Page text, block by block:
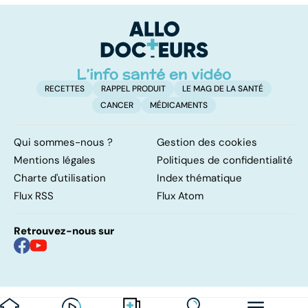
ventre plat
RECETTES RAPPEL PRODUIT
LE MAG DE LA SANTÉ
CANCER
MÉDICAMENTS
Qui sommes-nous ?
Gestion des cookies
Mentions légales
Politiques de confidentialité
Charte d'utilisation
Index thématique
Flux RSS
Flux Atom
Retrouvez-nous sur